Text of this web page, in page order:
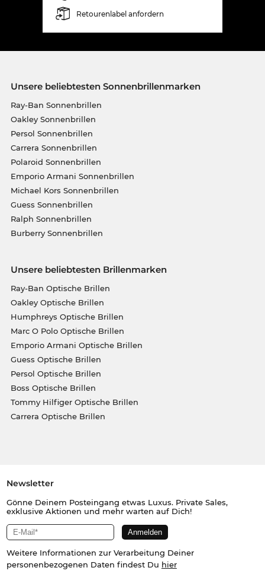
Retourenlabel anfordern
Unsere beliebtesten Sonnenbrillenmarken
Ray-Ban Sonnenbrillen
Oakley Sonnenbrillen
Persol Sonnenbrillen
Carrera Sonnenbrillen
Polaroid Sonnenbrillen
Emporio Armani Sonnenbrillen
Michael Kors Sonnenbrillen
Guess Sonnenbrillen
Ralph Sonnenbrillen
Burberry Sonnenbrillen
Unsere beliebtesten Brillenmarken
Ray-Ban Optische Brillen
Oakley Optische Brillen
Humphreys Optische Brillen
Marc O Polo Optische Brillen
Emporio Armani Optische Brillen
Guess Optische Brillen
Persol Optische Brillen
Boss Optische Brillen
Tommy Hilfiger Optische Brillen
Carrera Optische Brillen
Newsletter
Gönne Deinem Posteingang etwas Luxus. Private Sales,
exklusive Aktionen und mehr warten auf Dich!
Weitere Informationen zur Verarbeitung Deiner
personenbezogenen Daten findest Du hier